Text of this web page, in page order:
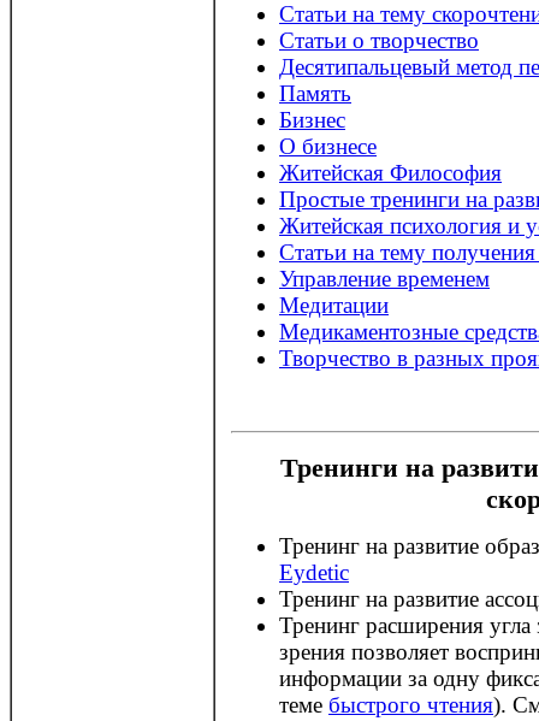
Статьи на тему
Статьи о творчество
Десятипальцевый метод
Память
Бизнес
О бизнесе
Житейская Философия
Простые тренинги на
Житейская психология и
Статьи на тему
Управление временем
Медитации
Медикаментозные
Творчество в разных
Тренинги на
Тренинг на развитие
Eydetic
Тренинг на развитие
Тренинг расширения
зрения позволяет
информации за одну
теме быстрого чтения).